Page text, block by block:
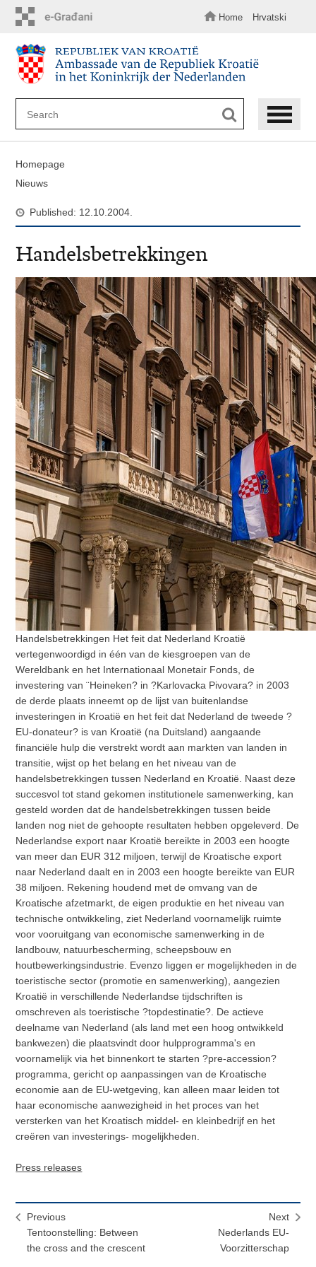
content
Home Hrvatski
Homepage
Nieuws
Published: 12.10.2004.
Handelsbetrekkingen
Handelsbetrekkingen Het feit dat Nederland Kroatië
vertegenwoordigd in één van de kiesgroepen van de
Wereldbank en het Internationaal Monetair Fonds, de
investering van ¨Heineken? in ?Karlovacka Pivovara? in 2003
de derde plaats inneemt op de lijst van buitenlandse
investeringen in Kroatië en het feit dat Nederland de tweede ?
EU-donateur? is van Kroatië (na Duitsland) aangaande
financiële hulp die verstrekt wordt aan markten van landen in
transitie, wijst op het belang en het niveau van de
handelsbetrekkingen tussen Nederland en Kroatië. Naast deze
succesvol tot stand gekomen institutionele samenwerking, kan
gesteld worden dat de handelsbetrekkingen tussen beide
landen nog niet de gehoopte resultaten hebben opgeleverd. De
Nederlandse export naar Kroatië bereikte in 2003 een hoogte
van meer dan EUR 312 miljoen, terwijl de Kroatische export
naar Nederland daalt en in 2003 een hoogte bereikte van EUR
38 miljoen. Rekening houdend met de omvang van de
Kroatische afzetmarkt, de eigen produktie en het niveau van
technische ontwikkeling, ziet Nederland voornamelijk ruimte
voor vooruitgang van economische samenwerking in de
landbouw, natuurbescherming, scheepsbouw en
houtbewerkingsindustrie. Evenzo liggen er mogelijkheden in de
toeristische sector (promotie en samenwerking), aangezien
Kroatië in verschillende Nederlandse tijdschriften is
omschreven als toeristische ?topdestinatie?. De actieve
deelname van Nederland (als land met een hoog ontwikkeld
bankwezen) die plaatsvindt door hulpprogramma's en
voornamelijk via het binnenkort te starten ?pre-accession?
programma, gericht op aanpassingen van de Kroatische
economie aan de EU-wetgeving, kan alleen maar leiden tot
haar economische aanwezigheid in het proces van het
versterken van het Kroatisch middel- en kleinbedrijf en het
creëren van investerings- mogelijkheden.
Press releases
Previous
Tentoonstelling: Between
the cross and the crescent
Next
Nederlands EU-
Voorzitterschap